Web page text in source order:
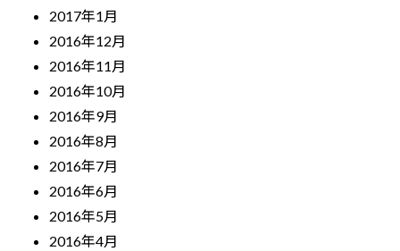
2017年1月
2016年12月
2016年11月
2016年10月
2016年9月
2016年8月
2016年7月
2016年6月
2016年5月
2016年4月